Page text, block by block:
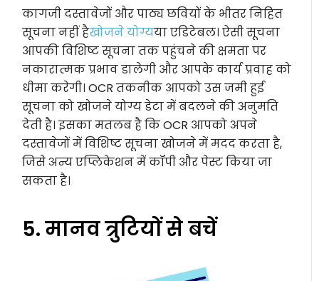
कागजी दस्तावेजों और पाठ्य छवियों के भीतर निहित
सूचना नहीं हैखोजने योग्यया एडिटेबल। ऐसी सूचना
आपकी विशिष्ट सूचना तक पहुंचने की क्षमता पर
नकारात्मक प्रभाव डालेगी और आपके कार्य प्रवाह को
धीमा करेगी। OCR तकनीक आपको उस जमी हुई
सूचना को खोजने योग्य डेटा में बदलने की अनुमति
देती है। इसका मतलब है कि OCR आपको अपने
दस्तावेजों में विशिष्ट सूचना खोजने में मदद करता है,
जिसे अन्य एप्लिकेशन में कॉपी और पेस्ट किया जा
सकता है।
5. मानव त्रुटियों से बचें